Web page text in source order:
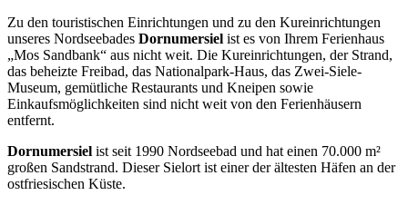
Zu den touristischen Einrichtungen und zu den Kureinrichtungen
unseres Nordseebades Dornumersiel ist es von Ihrem Ferienhaus
„Mos Sandbank“ aus nicht weit. Die Kureinrichtungen, der Strand,
das beheizte Freibad, das Nationalpark-Haus, das Zwei-Siele-
Museum, gemütliche Restaurants und Kneipen sowie
Einkaufsmöglichkeiten sind nicht weit von den Ferienhäusern
entfernt.
Dornumersiel ist seit 1990 Nordseebad und hat einen 70.000 m²
großen Sandstrand. Dieser Sielort ist einer der ältesten Häfen an der
ostfriesischen Küste.